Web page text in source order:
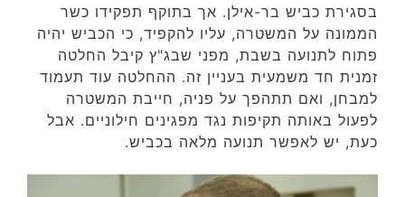
בסגירת כביש בר-אילן. אך בתוקף תפקידו כשר
הממונה על המשטרה, עליו להקפיד, כי הכביש יהיה
פתוח לתנועה בשבת, מפני שבג"ץ קיבל החלטה
זמנית חד משמעית בעניין זה. ההחלטה עוד תעמוד
למבחן, ואם תתהפך על פניה, חייבת המשטרה
לפעול באותה תקיפות נגד מפגינים חילוניים. אבל
כעת, יש לאפשר תנועה מלאה בכביש.